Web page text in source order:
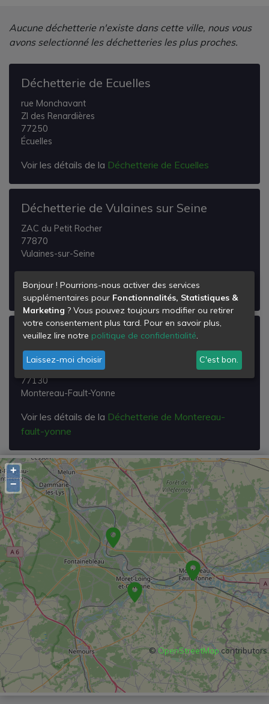
Aucune déchetterie n'existe dans cette ville, nous vous
avons selectionné les déchetteries les plus proches.
Déchetterie de Ecuelles
rue Monchavant
ZI des Renardières
77250
Écuelles
Voir les détails de la Déchetterie de Ecuelles
Déchetterie de Vulaines sur Seine
ZAC du Petit Rocher
77870
Vulaines-sur-Seine
Seine
Déchetterie de Montereau-fault-yonne
1 Rue des Près St Martin
Lieudit les Clomarts
77130
Montereau-Fault-Yonne
Voir les détails de la Déchetterie de Montereau-
fault-yonne
+
−
© OpenStreetMapcontributors
Bonjour ! Pourrions-nous activer des services
supplémentaires pour Fonctionnalités, Statistiques &
Marketing ? Vous pouvez toujours modifier ou retirer
votre consentement plus tard. Pour en savoir plus,
veuillez lire notre politique de confidentialité.
Laissez-moi choisir C'est bon.